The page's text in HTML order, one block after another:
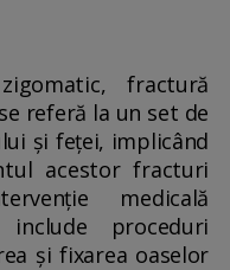
fractură
referă la un set de
și feței, implicând
acestor fracturi
medicală
proceduri
și fixarea oaselor